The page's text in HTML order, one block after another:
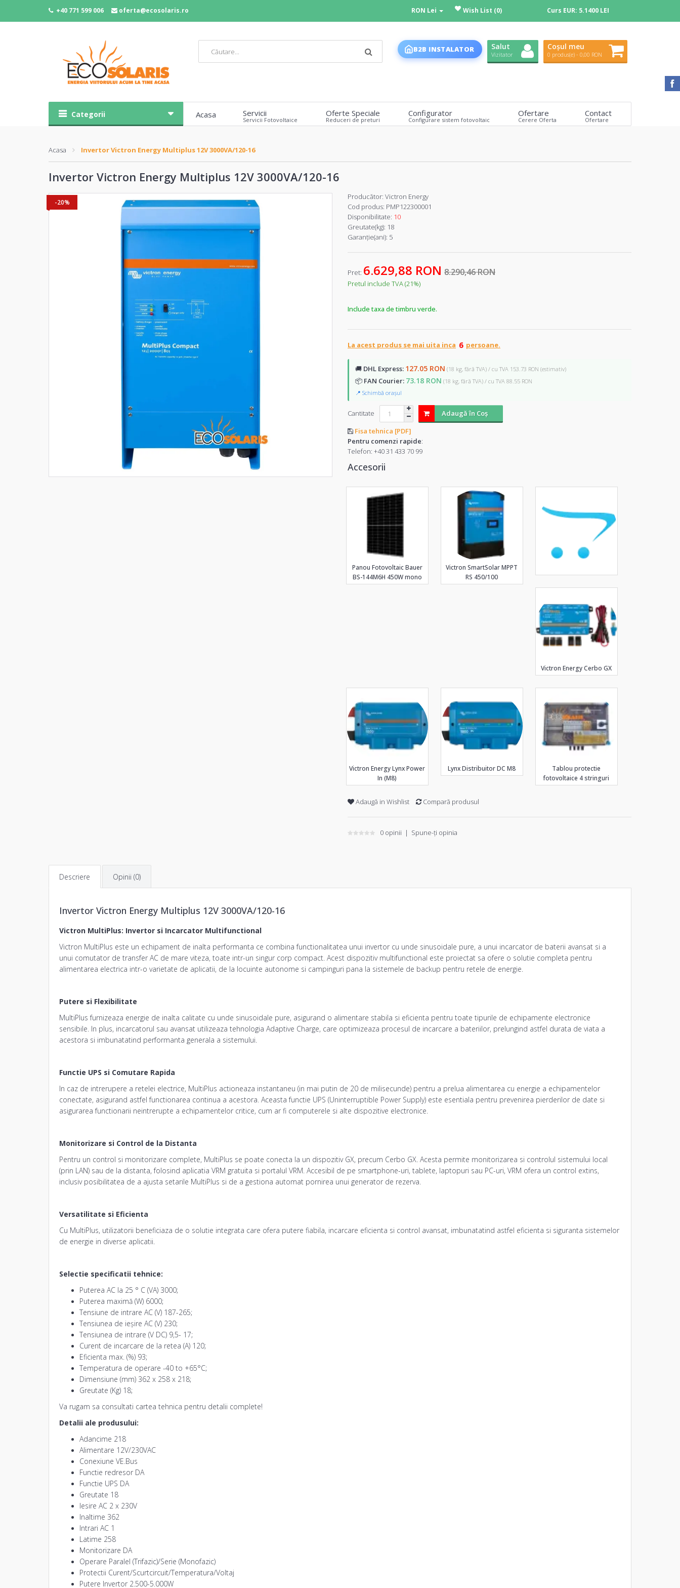
+40 771 599 006 oferta@ecosolaris.ro RON Lei Wish List (0) Curs EUR: 5.1400 LEI
B2B INSTALATOR Salut
Vizitator
Coșul meu
0 produs(e) - 0,00 RON
Categorii Acasa Servicii
Servicii Fotovoltaice
Oferte Speciale
Reduceri de preturi
Configurator
Configurare sistem fotovoltaic
Ofertare
Cerere Oferta
Contact
Ofertare
Acasa Invertor Victron Energy Multiplus 12V 3000VA/120-16
Invertor Victron Energy Multiplus 12V 3000VA/120-16
-20%
Producător: Victron Energy
Cod produs: PMP122300001
Disponibilitate: 10
Greutate(kg): 18
Garanţie(ani): 5
Pret: 6.629,88 RON 8.290,46 RON
Pretul include TVA (21%)
Include taxa de timbru verde.
La acest produs se mai uita inca persoane.
🚚 DHL Express: 127.05 RON (18 kg, fără TVA) / cu TVA 153.73 RON (estimativ)
📦 FAN Courier: 73.18 RON (18 kg, fără TVA) / cu TVA 88.55 RON
📍 Schimbă orașul
Cantitate
Adaugă în Coş
Fisa tehnica [PDF]
Pentru comenzi rapide:
Telefon: +40 31 433 70 99
Accesorii
Panou Fotovoltaic Bauer
BS-144M6H 450W mono
Victron SmartSolar MPPT
RS 450/100
Victron Energy Cerbo GX
Victron Energy Lynx Power
In (M8)
Lynx Distribuitor DC M8
Tablou protectie
fotovoltaice 4 stringuri
Adaugă in Wishlist Compară produsul
0 opinii | Spune-ţi opinia
Descriere Opinii (0)
Invertor Victron Energy Multiplus 12V 3000VA/120-16
Victron MultiPlus: Invertor si Incarcator Multifunctional
Victron MultiPlus este un echipament de inalta performanta ce combina functionalitatea unui invertor cu unde sinusoidale pure, a unui incarcator de baterii avansat si a
unui comutator de transfer AC de mare viteza, toate intr-un singur corp compact. Acest dispozitiv multifunctional este proiectat sa ofere o solutie completa pentru
alimentarea electrica intr-o varietate de aplicatii, de la locuinte autonome si campinguri pana la sistemele de backup pentru retele de energie.
Putere si Flexibilitate
MultiPlus furnizeaza energie de inalta calitate cu unde sinusoidale pure, asigurand o alimentare stabila si eficienta pentru toate tipurile de echipamente electronice
sensibile. In plus, incarcatorul sau avansat utilizeaza tehnologia Adaptive Charge, care optimizeaza procesul de incarcare a bateriilor, prelungind astfel durata de viata a
acestora si imbunatatind performanta generala a sistemului.
Functie UPS si Comutare Rapida
In caz de intrerupere a retelei electrice, MultiPlus actioneaza instantaneu (in mai putin de 20 de milisecunde) pentru a prelua alimentarea cu energie a echipamentelor
conectate, asigurand astfel functionarea continua a acestora. Aceasta functie UPS (Uninterruptible Power Supply) este esentiala pentru prevenirea pierderilor de date si
asigurarea functionarii neintrerupte a echipamentelor critice, cum ar fi computerele si alte dispozitive electronice.
Monitorizare si Control de la Distanta
Pentru un control si monitorizare complete, MultiPlus se poate conecta la un dispozitiv GX, precum Cerbo GX. Acesta permite monitorizarea si controlul sistemului local
(prin LAN) sau de la distanta, folosind aplicatia VRM gratuita si portalul VRM. Accesibil de pe smartphone-uri, tablete, laptopuri sau PC-uri, VRM ofera un control extins,
inclusiv posibilitatea de a ajusta setarile MultiPlus si de a gestiona automat pornirea unui generator de rezerva.
Versatilitate si Eficienta
Cu MultiPlus, utilizatorii beneficiaza de o solutie integrata care ofera putere fiabila, incarcare eficienta si control avansat, imbunatatind astfel eficienta si siguranta sistemelor
de energie in diverse aplicatii.
Selectie specificatii tehnice:
Puterea AC la 25 ° C (VA) 3000;
Puterea maximă (W) 6000;
Tensiune de intrare AC (V) 187-265;
Tensiunea de ieșire AC (V) 230;
Tensiunea de intrare (V DC) 9,5- 17;
Curent de incarcare de la retea (A) 120;
Eficienta max. (%) 93;
Temperatura de operare -40 to +65°C;
Dimensiune (mm) 362 x 258 x 218;
Greutate (Kg) 18;
Va rugam sa consultati cartea tehnica pentru detalii complete!
Detalii ale produsului:
Adancime 218
Alimentare 12V/230VAC
Conexiune VE.Bus
Functie redresor DA
Functie UPS DA
Greutate 18
Iesire AC 2 x 230V
Inaltime 362
Intrari AC 1
Latime 258
Monitorizare DA
Operare Paralel (Trifazic)/Serie (Monofazic)
Protectii Curent/Scurtcircuit/Temperatura/Voltaj
Putere Invertor 2.500-5.000W